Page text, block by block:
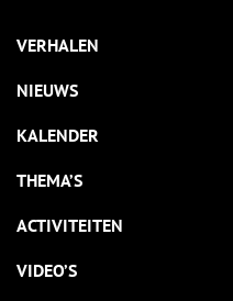
VERHALEN
NIEUWS
KALENDER
THEMA’S
ACTIVITEITEN
VIDEO’S